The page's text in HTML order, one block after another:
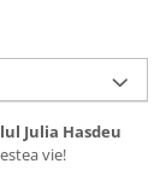
Julia Hasdeu
vie!